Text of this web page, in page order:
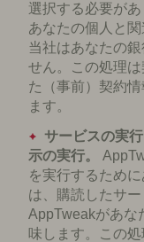
選択する必要が
あなたの個人と
当社はあなたの
せん。この処理
た（事前）契約
ます。
サービスの実
示の実行。
を実行するため
は、購読したサ
AppTweakがあな
味します。この